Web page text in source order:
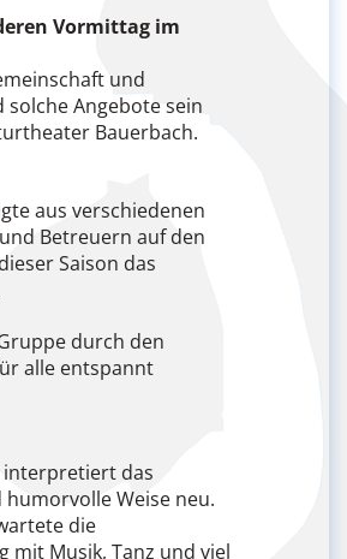
Vormittag im
und
Angebote sein
Bauerbach.
aus verschiedenen
Betreuern auf den
Saison das
durch den
alle entspannt
interpretiert das
Weise neu.
die
mit Musik, Tanz und viel